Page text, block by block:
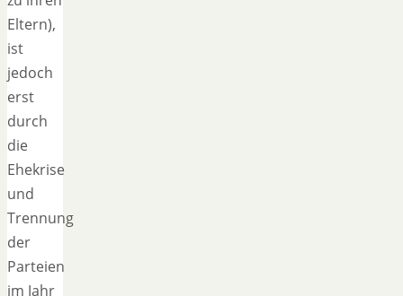
Eltern),
ist
jedoch
erst
durch
die
Ehekrise
und
Trennung
der
Parteien
im Jahr